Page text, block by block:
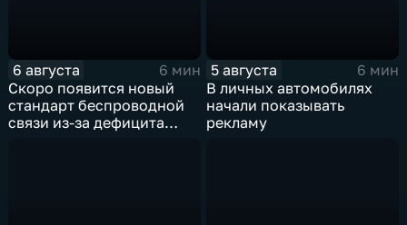
6 августа
6 мин
Скоро появится новый
стандарт беспроводной
связи из-за дефицита
5 августа
6 мин
В личных автомобилях
начали показывать
рекламу